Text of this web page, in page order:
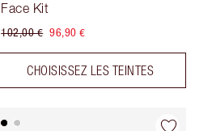
Face Kit
102,00 € 96,90 €
CHOISISSEZ LES TEINTES